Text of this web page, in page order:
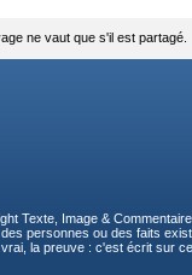
ne vaut que s'il est partagé.
Texte, Image &
personnes ou des faits
la preuve : c'est écrit sur